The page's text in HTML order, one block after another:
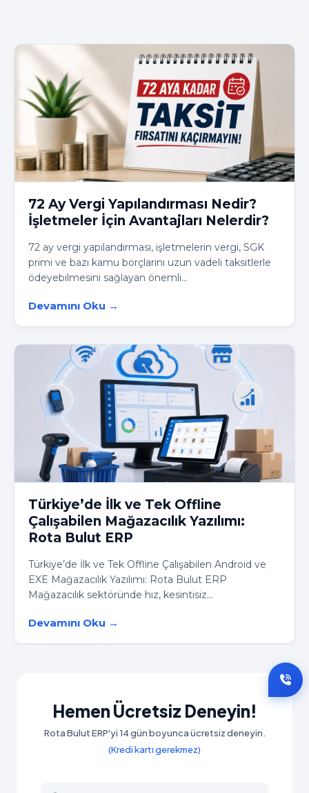
72 Ay Vergi Yapılandırması Nedir?
İşletmeler İçin Avantajları Nelerdir?
72 ay vergi yapılandırması, işletmelerin vergi, SGK
primi ve bazı kamu borçlarını uzun vadeli taksitlerle
ödeyebilmesini sağlayan önemli...
Devamını Oku →
Türkiye’de İlk ve Tek Offline
Çalışabilen Mağazacılık Yazılımı:
Rota Bulut ERP
Türkiye’de İlk ve Tek Offline Çalışabilen Android ve
EXE Mağazacılık Yazılımı: Rota Bulut ERP
Mağazacılık sektöründe hız, kesintisiz...
Devamını Oku →
Hemen Ücretsiz Deneyin!
Rota Bulut ERP'yi 14 gün boyunca ücretsiz deneyin.
(Kredi kartı gerekmez)